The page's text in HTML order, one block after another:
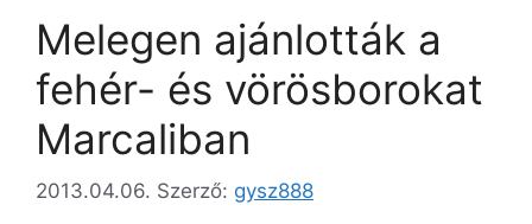
Melegen ajánlották a
fehér- és vörösborokat
Marcaliban
2013.04.06. Szerző: gysz888